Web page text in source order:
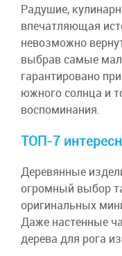
Радушие,
впечатляющая
невозможно
выбрав самые
гарантировано
южного солнца и
воспоминания.
ТОП-7
Деревянные
огромный выбор
оригинальных
Даже настенные
дерева для рога